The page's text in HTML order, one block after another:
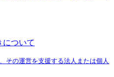
について
その運営を支援する法人または個人